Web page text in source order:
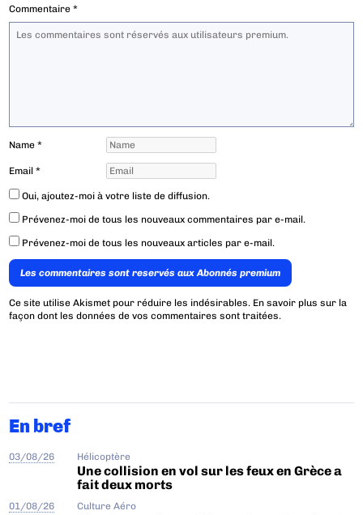
Commentaire*
Name*
Email*
Oui, ajoutez-moi à votre liste de diffusion.
Prévenez-moi de tous les nouveaux commentaires par e-mail.
Prévenez-moi de tous les nouveaux articles par e-mail.
Les commentaires sont reservés aux Abonnés premium
Ce site utilise Akismet pour réduire les indésirables. En savoir plus sur la
façon dont les données de vos commentaires sont traitées.
En bref
03/08/26 Hélicoptère
Une collision en vol sur les feux en Grèce a
fait deux morts
01/08/26 Culture Aéro